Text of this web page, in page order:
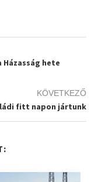
hete
KÖVETKEZŐ
fitt napon jártunk